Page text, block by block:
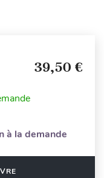
39,50 €
à la demande